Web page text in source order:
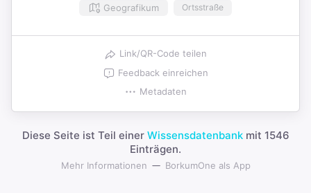
Geografikum Ortsstraße
Link/QR-Code teilen
Feedback einreichen
Metadaten
Diese Seite ist Teil einer Wissensdatenbankmit 1546
Einträgen.
Mehr Informationen BorkumOne als App